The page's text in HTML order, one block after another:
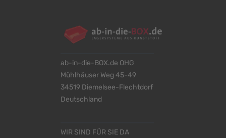
ab-in-die-BOX.de OHG
Mühlhäuser Weg 45-49
34519 Diemelsee-Flechtdorf
Deutschland
WIR SIND FÜR SIE DA